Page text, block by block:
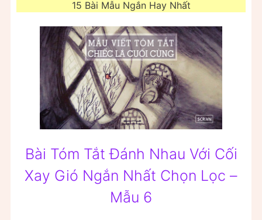
15 Bài Mẫu Ngắn Hay Nhất
Bài Tóm Tắt Đánh Nhau Với Cối
Xay Gió Ngắn Nhất Chọn Lọc –
Mẫu 6